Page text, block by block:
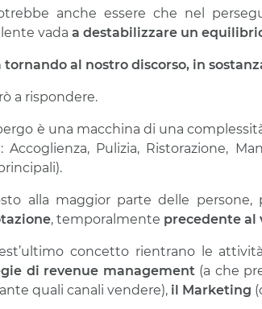
anche essere che nel
vadaa destabilizzare un
tornando al nostro discorso, in
a rispondere.
è una macchina di una
Accoglienza, Pulizia, Ristorazione,
alla maggior parte delle
, temporalmente precedenteal
concetto rientrano le
di revenue management (a che
quali canali vendere), il Marketing